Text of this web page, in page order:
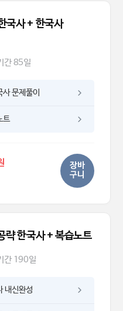
국사 + 한국사
간 85일
문제풀이
트
장바
구니
략 한국사 + 복습노트
간 190일
내신완성